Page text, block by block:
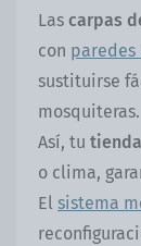
Las carpas
con
sustituirse
mosquiteras.
Así, tu
o clima,
El sistema